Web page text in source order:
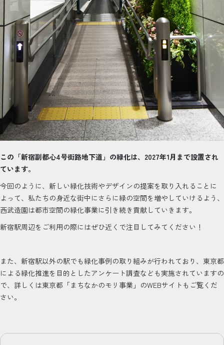
この「新宿副都心4号街路地下道」の緑化は、2027年1月まで設置され
ています。
今回のように、新しい緑化技術やデザインの提案を取り入れることに
よって、私たちの身近な街中にさらに緑の空間を増やしていけるよう、
西武造園は都市空間の緑化事業に引き続き貢献していきます。
新宿駅周辺をご利用の際にはぜひ近くで注目してみてください！
また、新宿駅以外の駅でも緑化事例の取り組みが行われており、東京都
による緑化推進を目的としたアンケート調査なども実施されていますの
で、詳しくは東京都「まちなかのモリ事業」のWEBサイトもご覧くだ
さい。